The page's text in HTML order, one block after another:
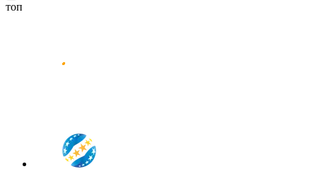
топ